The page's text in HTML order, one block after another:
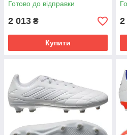
Готово до відправки
2 013 ₴
Купити
2